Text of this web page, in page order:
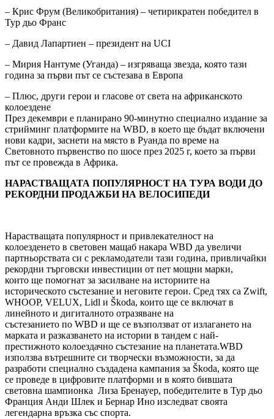
– Крис Фрум (Великобритания) – четирикратен победител в
Тур дьо Франс
– Давид Лапартиен – президент на UCI
– Мирия Нантуме (Уганда) – изгряваща звезда, която тази
година за първи път се състезава в Европа
– Плюс, други герои и гласове от света на африканското
колоездене
През декември е планирано 90-минутно специално издание за
стрийминг платформите на WBD, в което ще бъдат включени
нови кадри, заснети на място в Руанда по време на
Световното първенство по шосе през 2025 г, което за първи
път се провежда в Африка.
НАРАСТВАЩАТА ПОПУЛЯРНОСТ НА ТУРА ВОДИ ДО
РЕКОРДНИ ПРОДАЖБИ НА ВЕЛОСИПЕДИ
Нарастващата популярност и привлекателност на
колоезденето в световен мащаб накара WBD да увеличи
партньорствата си с рекламодатели тази година, привличайки
рекордни търговски инвестиции от пет мощни марки,
които ще помогнат за засилване на историите на
историческото състезание и неговите герои. Сред тях са Zwift,
WHOOP, VELUX, Lidl и Škoda, които ще се включат в
линейното и дигиталното отразяване на
състезанието по WBD и ще се възползват от излагането на
марката и разказването на истории в тандем с най-
престижното колоездачно състезание на планетата.WBD
използва вътрешните си творчески възможности, за да
разработи специално създадена кампания за Škoda, която ще
се проведе в цифровите платформи и в която бившата
световна шампионка Лиза Бренауер, победителите в Тур дьо
Франция Анди Шлек и Бернар Ино изследват своята
легендарна връзка със спорта.